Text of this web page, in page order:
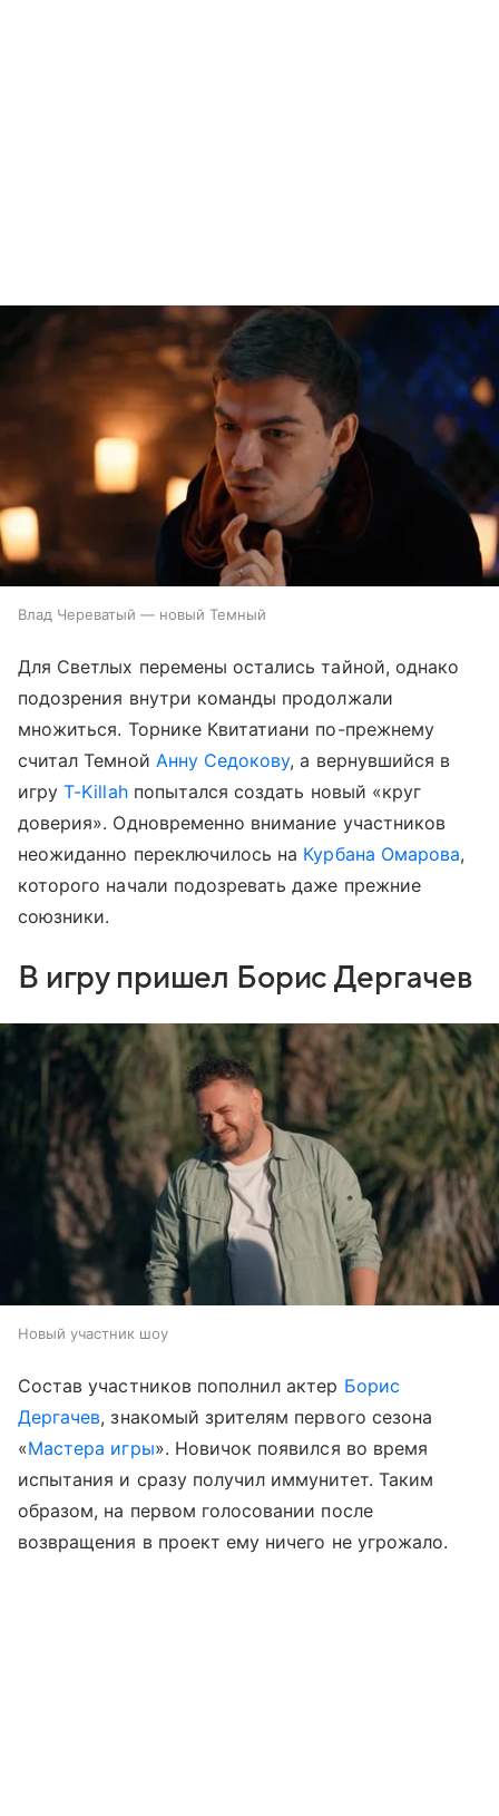
Влад Череватый — новый Темный
Для Светлых перемены остались тайной, однако
подозрения внутри команды продолжали
множиться. Торнике Квитатиани по-прежнему
считал Темной Анну Седокову, а вернувшийся в
игруT-Killahпопытался создать новый «круг
доверия». Одновременно внимание участников
неожиданно переключилось на Курбана Омарова,
которого начали подозревать даже прежние
союзники.
В игру пришел Борис Дергачев
Новый участник шоу
Состав участников пополнил актер Борис
Дергачев, знакомый зрителям первого сезона
«Мастера игры». Новичок появился во время
испытания и сразу получил иммунитет. Таким
образом, на первом голосовании после
возвращения в проект ему ничего не угрожало.